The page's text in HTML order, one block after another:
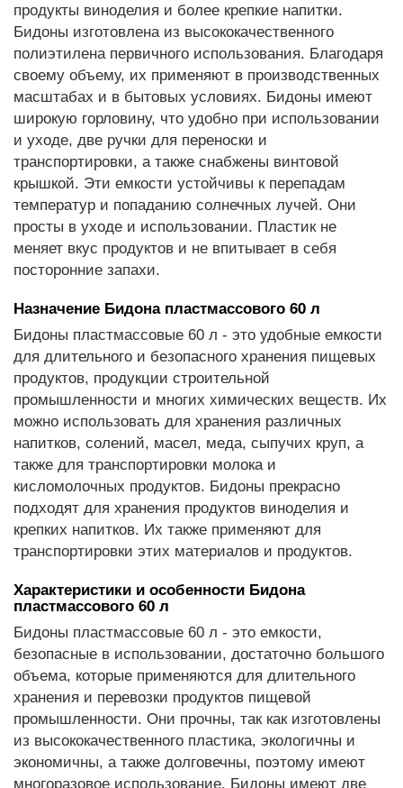
продукты виноделия и более крепкие напитки.
Бидоны изготовлена из высококачественного
полиэтилена первичного использования. Благодаря
своему объему, их применяют в производственных
масштабах и в бытовых условиях. Бидоны имеют
широкую горловину, что удобно при использовании
и уходе, две ручки для переноски и
транспортировки, а также снабжены винтовой
крышкой. Эти емкости устойчивы к перепадам
температур и попаданию солнечных лучей. Они
просты в уходе и использовании. Пластик не
меняет вкус продуктов и не впитывает в себя
посторонние запахи.
Назначение Бидона пластмассового 60 л
Бидоны пластмассовые 60 л - это удобные емкости
для длительного и безопасного хранения пищевых
продуктов, продукции строительной
промышленности и многих химических веществ. Их
можно использовать для хранения различных
напитков, солений, масел, меда, сыпучих круп, а
также для транспортировки молока и
кисломолочных продуктов. Бидоны прекрасно
подходят для хранения продуктов виноделия и
крепких напитков. Их также применяют для
транспортировки этих материалов и продуктов.
Характеристики и особенности Бидона
пластмассового 60 л
Бидоны пластмассовые 60 л - это емкости,
безопасные в использовании, достаточно большого
объема, которые применяются для длительного
хранения и перевозки продуктов пищевой
промышленности. Они прочны, так как изготовлены
из высококачественного пластика, экологичны и
экономичны, а также долговечны, поэтому имеют
многоразовое использование. Бидоны имеют две